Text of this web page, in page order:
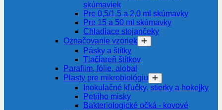
skúmaviek
Pre 0,5/1,5 a 2,0 ml skúmavky
Pre 15 a 50 ml skúmavky
Chladiace stojančeky
Označovanie vzoriek
Pásky a štítky
Tlačiareň štítkov
Parafilm, fólie, alobal
Plasty pre mikrobiológiu
Inokulačné kľučky, stierky a hokejky
Petriho misky
Bakteriologické očká - kovové